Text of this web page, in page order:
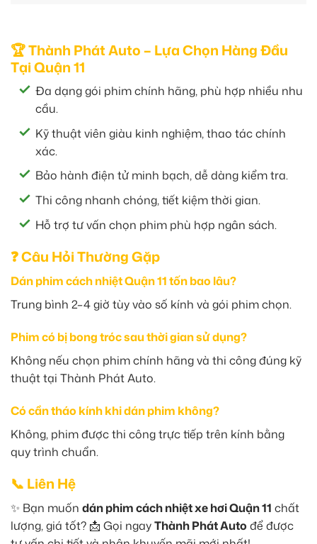
🏆 Thành Phát Auto – Lựa Chọn Hàng Đầu
Tại Quận 11
Đa dạng gói phim chính hãng, phù hợp nhiều nhu
cầu.
Kỹ thuật viên giàu kinh nghiệm, thao tác chính
xác.
Bảo hành điện tử minh bạch, dễ dàng kiểm tra.
Thi công nhanh chóng, tiết kiệm thời gian.
Hỗ trợ tư vấn chọn phim phù hợp ngân sách.
❓ Câu Hỏi Thường Gặp
Dán phim cách nhiệt Quận 11 tốn bao lâu?
Trung bình 2–4 giờ tùy vào số kính và gói phim chọn.
Phim có bị bong tróc sau thời gian sử dụng?
Không nếu chọn phim chính hãng và thi công đúng kỹ
thuật tại Thành Phát Auto.
Có cần tháo kính khi dán phim không?
Không, phim được thi công trực tiếp trên kính bằng
quy trình chuẩn.
📞 Liên Hệ
✨ Bạn muốn dán phim cách nhiệt xe hơi Quận 11 chất
lượng, giá tốt? 📩 Gọi ngayThành Phát Auto để được